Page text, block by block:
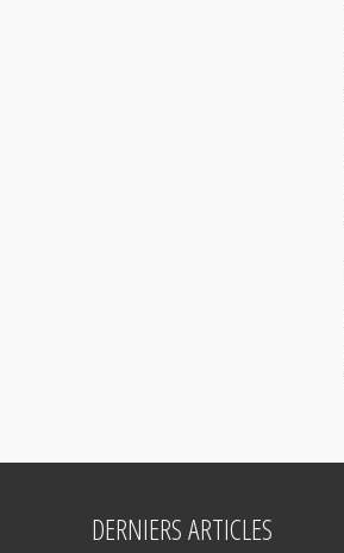
DERNIERS ARTICLES